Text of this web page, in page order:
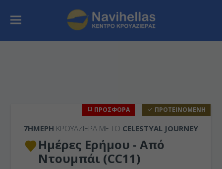
ΠΡΟΣΦΟΡΑ ΠΡΟΤΕΙΝΟΜΕΝΗ
7ΉΜΕΡΗ ΚΡΟΥΑΖΙΕΡΑ ΜΕ ΤΟ CELESTYAL JOURNEY
Ημέρες Ερήμου - Από
Ντουμπάι (CC11)